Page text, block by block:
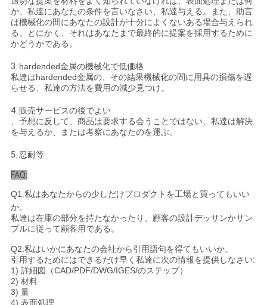
か、私達にあなたの条件を言いなさい、私達与える。また、助言
は機械化の間にあなたの設計が十分によくないある場合与えられ
る。とにかく、それはあなたまで最終的に提案を採用するために
かどうかである。
3. hardended金属の機械化で低価格
私達はhardended金属の、その結果機械化の間に用具の損傷を遅
らせる、私達の方法を費用の減少見つけ。
4. 販売サービスの後でよい
、予想に反して、商品は要求する会うことではない、私達は解決
を与えるか、または考察にあなたのを運ぶ。
5. 忍耐等
FAQ:
Q1:私はあなたからの少しだけプロダクトを工場と買ってもいい
か。
私達は在庫の部分を持たなかったり、顧客の設計デッサンかサン
プルに従って顧客用である。
Q2:私はいかにあなたの会社から引用語句を得てもいいか。
引用するためにはできるだけ早く私達に次の情報を提供しなさい:
1) 詳細図（CAD/PDF/DWG/IGES/のステップ）
2) 材料
3) 量
4) 表面処理